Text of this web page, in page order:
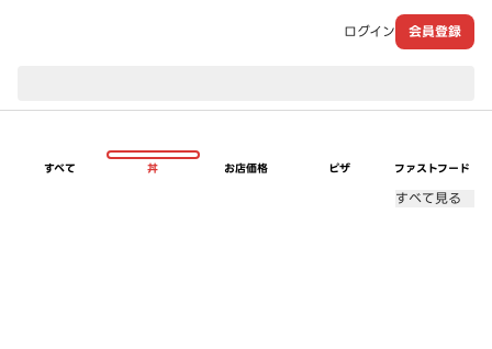
ログイン 会員登録
すべて 丼 お店価格 ピザ ファストフード
すべて見る